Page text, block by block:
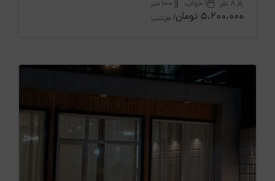
8 نفر
1 خواب 100 متر
5،200،000 تومان / هرشب